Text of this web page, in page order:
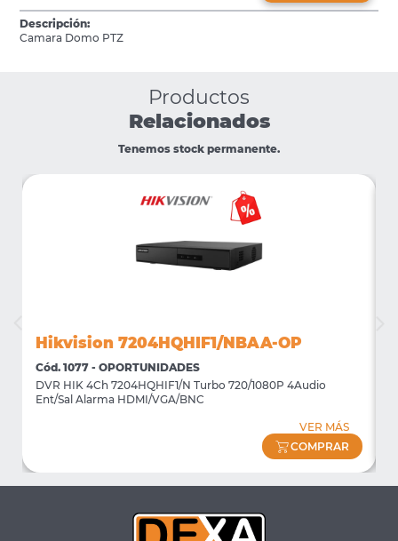
Descripción:
Camara Domo PTZ
Productos
Relacionados
Tenemos stock permanente.
Hikvision 7204HQHIF1/NBAA-OP
Cód. 1077 - OPORTUNIDADES
DVR HIK 4Ch 7204HQHIF1/N Turbo 720/1080P 4Audio
Ent/Sal Alarma HDMI/VGA/BNC
VER MÁS
COMPRAR